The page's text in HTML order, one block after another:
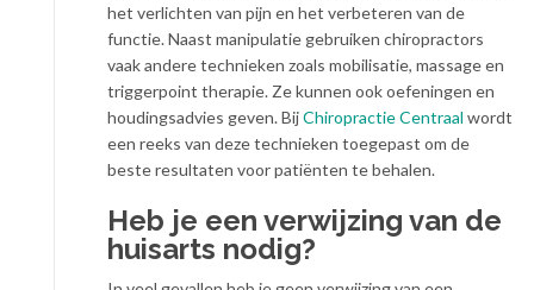
het verlichten van pijn en het verbeteren van de
functie. Naast manipulatie gebruiken chiropractors
vaak andere technieken zoals mobilisatie, massage en
triggerpoint therapie. Ze kunnen ook oefeningen en
houdingsadvies geven. BijChiropractie Centraal wordt
een reeks van deze technieken toegepast om de
beste resultaten voor patiënten te behalen.
Heb je een verwijzing van de
huisarts nodig?